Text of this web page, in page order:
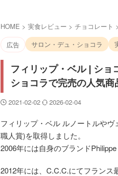
HOME > 実食レビュー > チョコレート >
広告
サロン・デュ・ショコラ
フィリップ・ベル | ショ
ショコラで完売の人気商
2021-02-02 2026-02-04
フィリップ・ベル ルノートルや
職人賞)を取得しました。
2006年には自身のブランド
2012年には、C.C.C.にてフランス